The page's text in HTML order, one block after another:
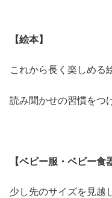
【絵本】
これから長く楽しめる
読み聞かせの習慣をつ
【ベビー服・ベビー食
少し先のサイズを見越